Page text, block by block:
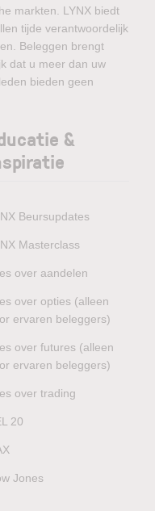
markten. LYNX biedt
tijde verantwoordelijk
Beleggen brengt
dat u meer dan uw
bieden geen
&
Beursupdates
Masterclass
over aandelen
over opties (alleen
ervaren beleggers)
over futures (alleen
ervaren beleggers)
over trading
20
Jones